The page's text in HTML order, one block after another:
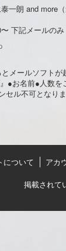
一朗 and more
下記メールのみ
メールソフトが
●お名前●人数
セル不可となり
について
アカ
掲載されて